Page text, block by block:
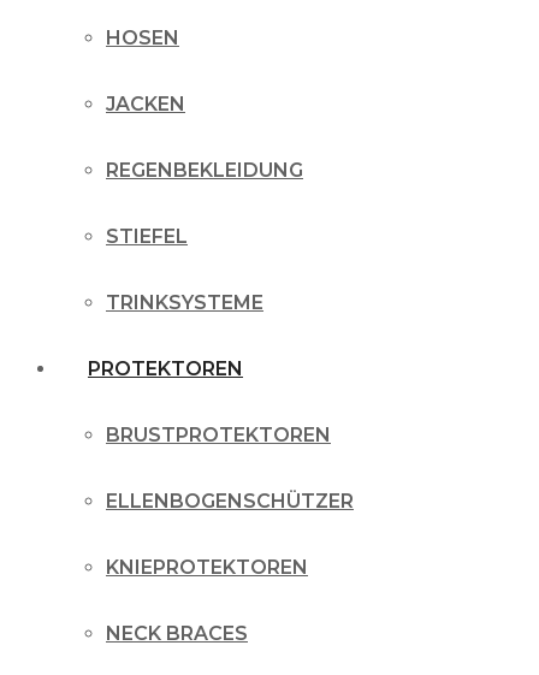
HOSEN
JACKEN
REGENBEKLEIDUNG
STIEFEL
TRINKSYSTEME
PROTEKTOREN
BRUSTPROTEKTOREN
ELLENBOGENSCHÜTZER
KNIEPROTEKTOREN
NECK BRACES